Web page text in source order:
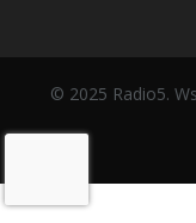
© 2025 Radio5.